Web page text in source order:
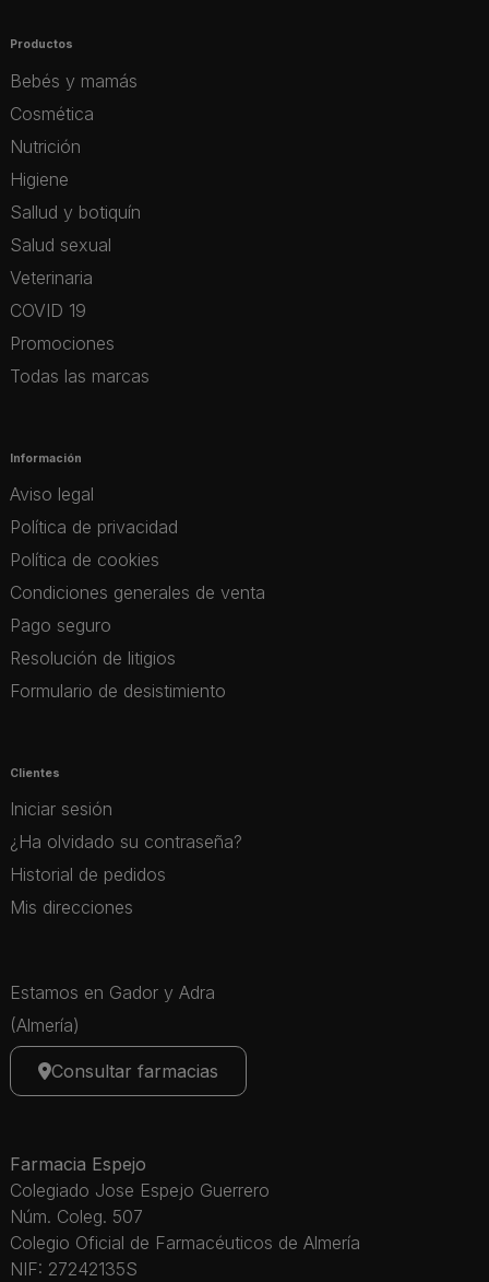
Productos
Bebés y mamás
Cosmética
Nutrición
Higiene
Sallud y botiquín
Salud sexual
Veterinaria
COVID 19
Promociones
Todas las marcas
Información
Aviso legal
Política de privacidad
Política de cookies
Condiciones generales de venta
Pago seguro
Resolución de litigios
Formulario de desistimiento
Clientes
Iniciar sesión
¿Ha olvidado su contraseña?
Historial de pedidos
Mis direcciones
Estamos en Gador y Adra
(Almería)
Consultar farmacias
Farmacia Espejo
Colegiado Jose Espejo Guerrero
Núm. Coleg. 507
Colegio Oficial de Farmacéuticos de Almería
NIF: 27242135S